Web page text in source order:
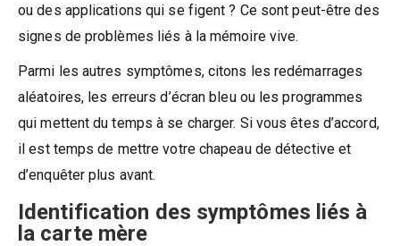
ou des applications qui se figent ? Ce sont peut-être des
signes de problèmes liés à la mémoire vive.
Parmi les autres symptômes, citons les redémarrages
aléatoires, les erreurs d’écran bleu ou les programmes
qui mettent du temps à se charger. Si vous êtes d’accord,
il est temps de mettre votre chapeau de détective et
d’enquêter plus avant.
Identification des symptômes liés à
la carte mère